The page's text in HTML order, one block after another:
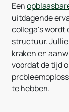
Een
uitdagende
collega's wordt
structuur.
kraken en
voordat de tijd
te hebben.